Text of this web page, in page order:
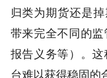
归类为期货还是
带来完全不同的监
报告义务等）。
台难以获得稳固的